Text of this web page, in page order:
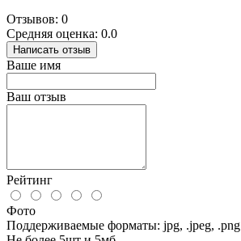
Отзывов: 0
Средняя оценка: 0.0
Написать отзыв
Ваше имя
Ваш отзыв
Рейтинг
Фото
Поддерживаемые форматы: jpg, .jpeg, .png